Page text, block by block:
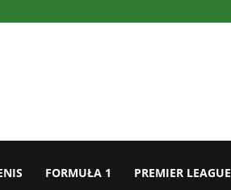
FORMUŁA 1 PREMIER LEAGUE